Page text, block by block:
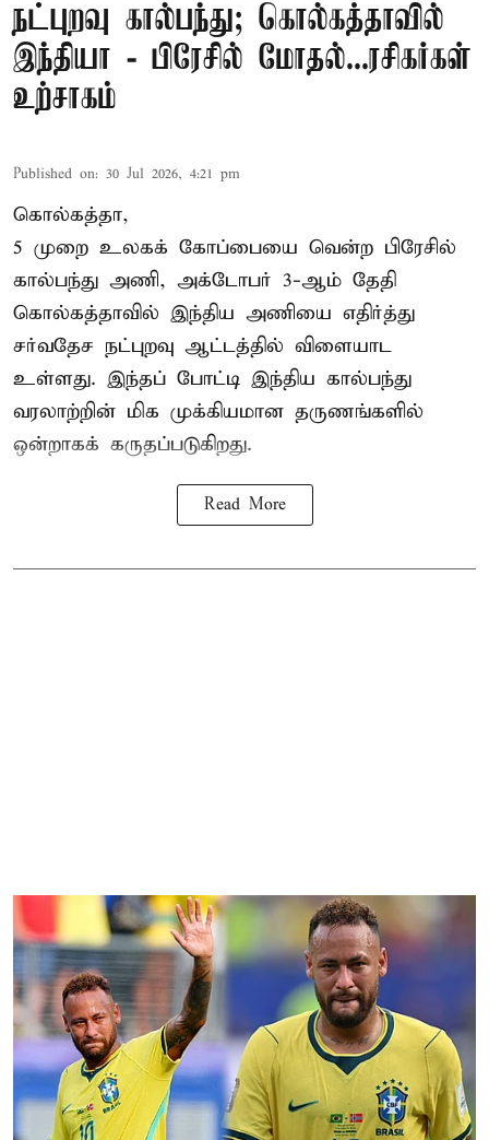
நட்புறவு கால்பந்து; கொல்கத்தாவில்
இந்தியா - பிரேசில் மோதல்...ரசிகர்கள்
உற்சாகம்
Published on: 30 Jul 2026, 4:21 pm
கொல்கத்தா,
5 முறை உலகக் கோப்பையை வென்ற பிரேசில்
கால்பந்து அணி, அக்டோபர் 3-ஆம் தேதி
கொல்கத்தாவில் இந்திய அணியை எதிர்த்து
சர்வதேச நட்புறவு ஆட்டத்தில் விளையாட
உள்ளது. இந்தப் போட்டி இந்திய கால்பந்து
வரலாற்றின் மிக முக்கியமான தருணங்களில்
ஒன்றாகக் கருதப்படுகிறது.
Read More